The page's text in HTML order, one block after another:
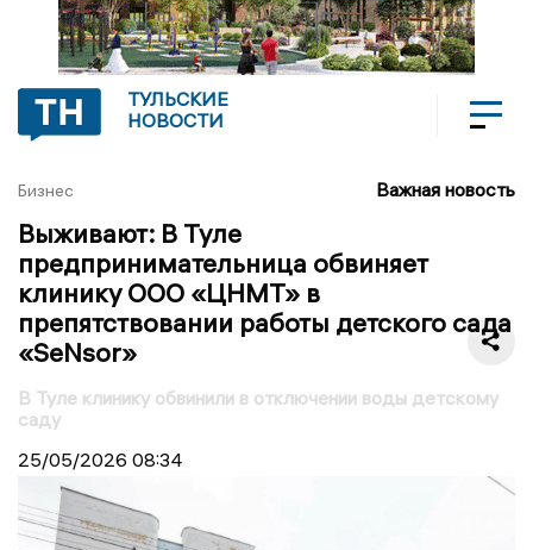
ТУЛЬСКИЕ
НОВОСТИ
Бизнес Важная новость
Выживают: В Туле
предпринимательница обвиняет
клинику ООО «ЦНМТ» в
препятствовании работы детского сада
«SeNsor»
В Туле клинику обвинили в отключении воды детскому
саду
25/05/2026 08:34